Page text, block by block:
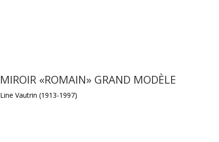
MIROIR «ROMAIN» GRAND MODÈLE
Line Vautrin (1913-1997)